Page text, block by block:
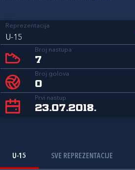
Reprezentacija
U-15
Broj nastupa
7
Broj golova
0
Prvi nastup
23.07.2018.
U-15 SVE REPREZENTACIJE